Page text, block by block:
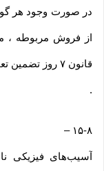
در صورت وجود هر
از فروش مربوطه ،
قانون ۷ روز تضمین تعویض کالای معیوب می گردد
.
۱۵-۸ –
آسیب‏‌های فیزیکی